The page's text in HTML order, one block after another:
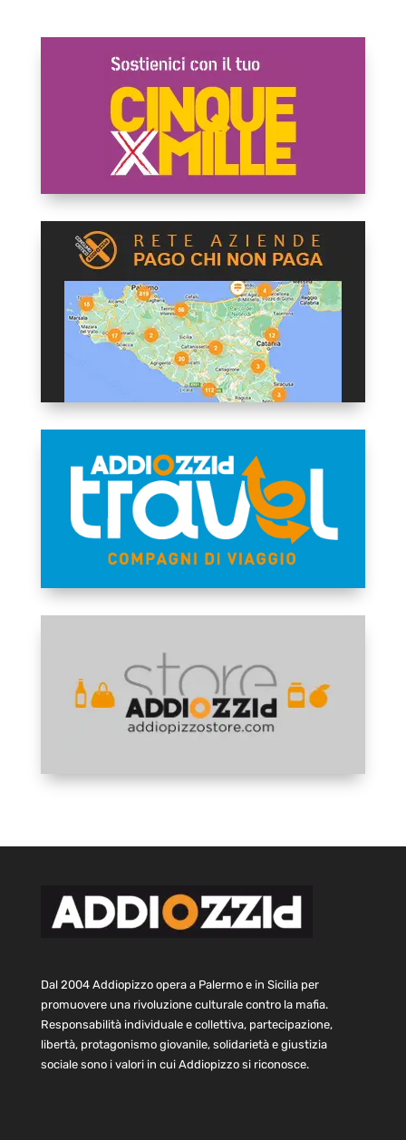
Dal 2004 Addiopizzo opera a Palermo e in Sicilia per
promuovere una rivoluzione culturale contro la mafia.
Responsabilità individuale e collettiva, partecipazione,
libertà, protagonismo giovanile, solidarietà e giustizia
sociale sono i valori in cui Addiopizzo si riconosce.